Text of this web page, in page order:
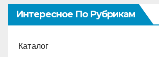
Интересное По Рубрикам
Каталог